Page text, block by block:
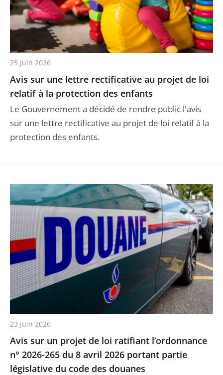
Avis sur une lettre rectificative au projet de loi
relatif à la protection des enfants
Le Gouvernement a décidé de rendre public l'avis
sur une lettre rectificative au projet de loi relatif à la
protection des enfants.
25 juin 2026
Avis sur un projet de loi ratifiant l’ordonnance
n° 2026-265 du 8 avril 2026 portant partie
législative du code des douanes
23 juin 2026